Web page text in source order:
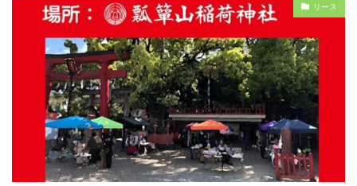
リース